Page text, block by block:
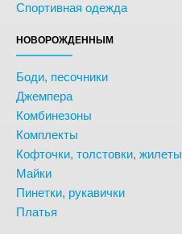
Спортивная одежда
НОВОРОЖДЕННЫМ
Боди, песочники
Джемпера
Комбинезоны
Комплекты
Кофточки, толстовки, жилеты
Майки
Пинетки, рукавички
Платья